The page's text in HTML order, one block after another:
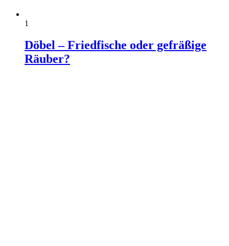
1
Döbel – Friedfische oder gefräßige
Räuber?